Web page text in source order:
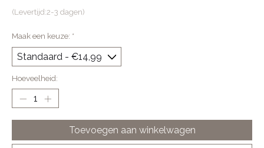
(Levertijd:2-3 dagen)
Maak een keuze: *
Hoeveelheid:
Toevoegen aan winkelwagen